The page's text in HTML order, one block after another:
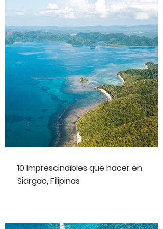
10 Imprescindibles que hacer en
Siargao, Filipinas